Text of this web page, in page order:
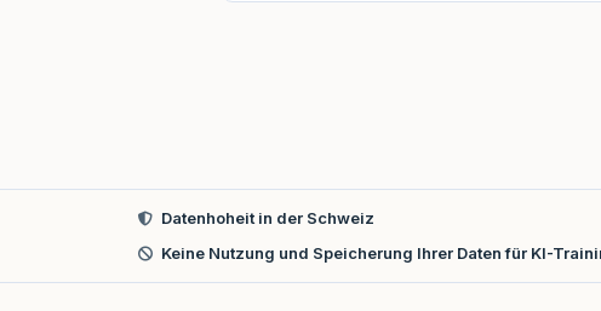
Datenhoheit in der Schweiz
Keine Nutzung und Speicherung Ihrer Daten für KI-